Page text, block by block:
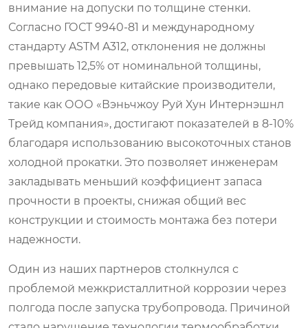
внимание на допуски по толщине стенки.
Согласно ГОСТ 9940-81 и международному
стандарту ASTM A312, отклонения не должны
превышать 12,5% от номинальной толщины,
однако передовые китайские производители,
такие как ООО «Вэньчжоу Руй Хун Интернэшнл
Трейд компания», достигают показателей в 8-10%
благодаря использованию высокоточных станов
холодной прокатки. Это позволяет инженерам
закладывать меньший коэффициент запаса
прочности в проекты, снижая общий вес
конструкции и стоимость монтажа без потери
надежности.
Один из наших партнеров столкнулся с
проблемой межкристаллитной коррозии через
полгода после запуска трубопровода. Причиной